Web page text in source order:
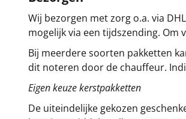
Wij bezorgen met zorg o.a. via
mogelijk via een tijdszending.
Bij meerdere soorten pakketten
dit noteren door de chauffeur.
Eigen keuze kerstpakketten
De uiteindelijke gekozen